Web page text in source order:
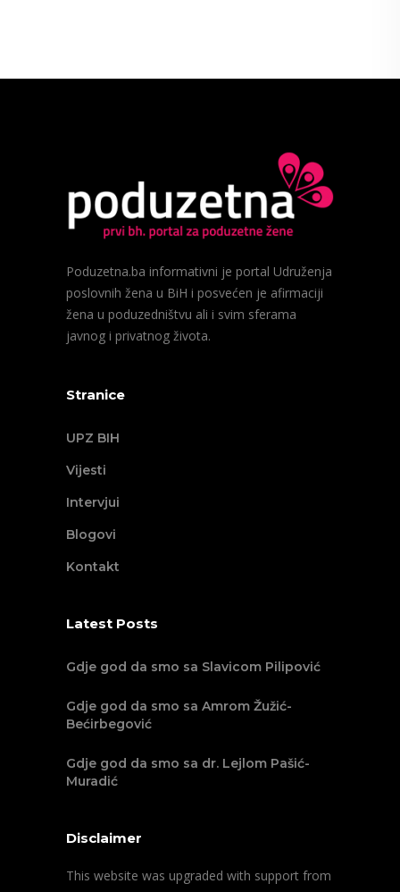
Poduzetna.ba informativni je portal Udruženja
poslovnih žena u BiH i posvećen je afirmaciji
žena u poduzedništvu ali i svim sferama
javnog i privatnog života.
Stranice
UPZ BIH
Vijesti
Intervjui
Blogovi
Kontakt
Latest Posts
Gdje god da smo sa Slavicom Pilipović
Gdje god da smo sa Amrom Žužić-
Bećirbegović
Gdje god da smo sa dr. Lejlom Pašić-
Muradić
Disclaimer
This website was upgraded with support from